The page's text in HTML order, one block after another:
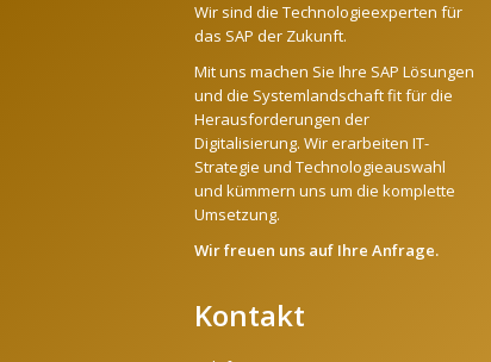
Wir sind die Technologieexperten für
das SAP der Zukunft.
Mit uns machen Sie Ihre SAP Lösungen
und die Systemlandschaft fit für die
Herausforderungen der
Digitalisierung. Wir erarbeiten IT-
Strategie und Technologieauswahl
und kümmern uns um die komplette
Umsetzung.
Wir freuen uns auf Ihre Anfrage.
Kontakt